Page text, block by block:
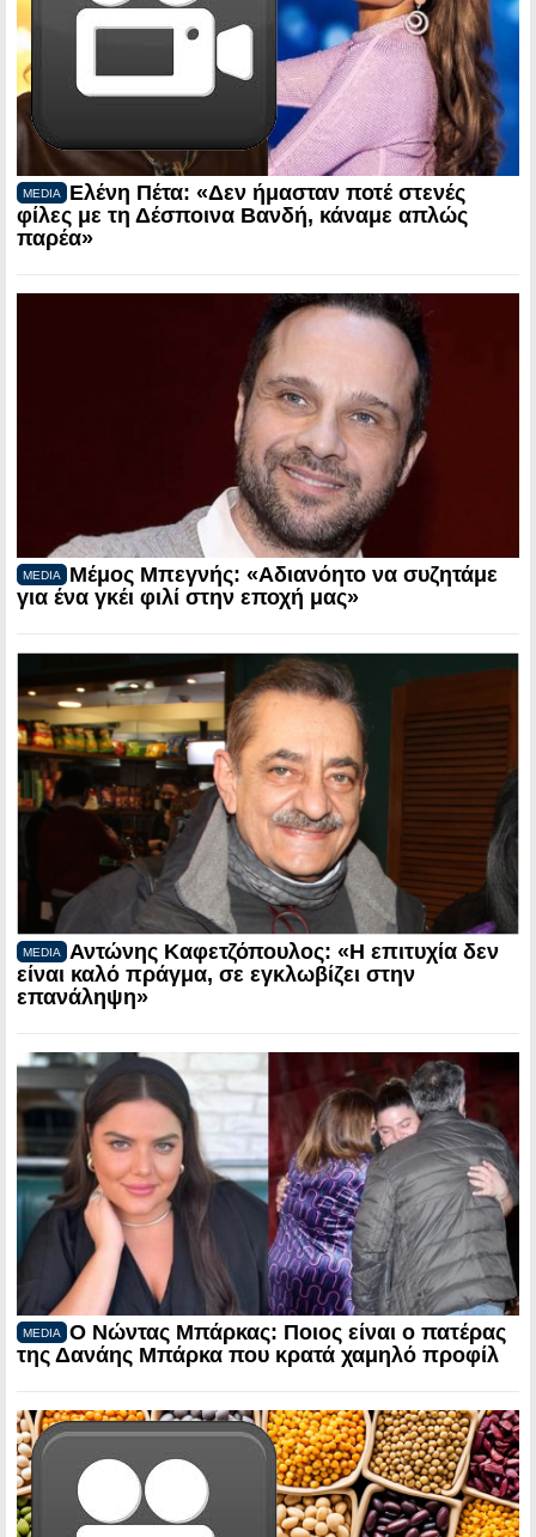
MEDIA
Ελένη Πέτα: «Δεν ήμασταν ποτέ στενές
φίλες με τη Δέσποινα Βανδή, κάναμε απλώς
παρέα»
MEDIA
Μέμος Μπεγνής: «Αδιανόητο να συζητάμε
για ένα γκέι φιλί στην εποχή μας»
MEDIA
Αντώνης Καφετζόπουλος: «Η επιτυχία δεν
είναι καλό πράγμα, σε εγκλωβίζει στην
επανάληψη»
MEDIA
Ο Νώντας Μπάρκας: Ποιος είναι ο πατέρας
της Δανάης Μπάρκα που κρατά χαμηλό προφίλ